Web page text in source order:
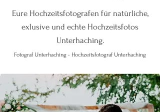
Eure Hochzeitsfotografen für natürliche,
exlusive und echte Hochzeitsfotos
Unterhaching.
Fotograf Unterhaching - Hochzeitsfotograf Unterhaching